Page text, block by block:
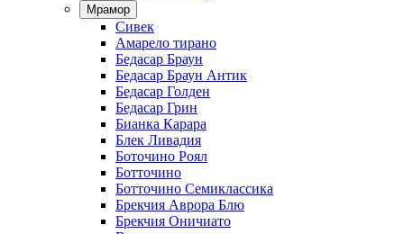
Мрамор
Сивек
Амарело тирано
Бедасар Браун
Бедасар Браун Антик
Бедасар Голден
Бедасар Грин
Бианка Карара
Блек Ливадия
Боточино Роял
Ботточино
Ботточино Семиклассика
Брекчия Аврора Блю
Брекчия Оничиато